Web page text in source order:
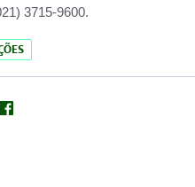
3715-9600.